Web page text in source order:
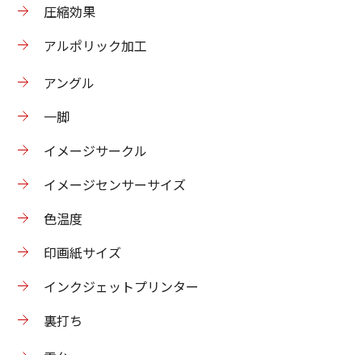
圧縮効果
アルポリック加工
アングル
一脚
イメージサークル
イメージセンサーサイズ
色温度
印画紙サイズ
インクジェットプリンター
裏打ち